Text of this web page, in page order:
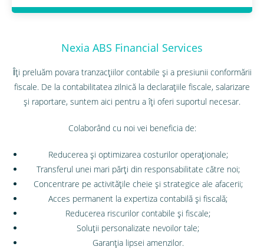
Nexia ABS Financial Services
Ȋţi preluăm povara tranzacţiilor contabile şi a presiunii conformării
fiscale. De la contabilitatea zilnică la declarațiile fiscale, salarizare
şi raportare, suntem aici pentru a îţi oferi suportul necesar.
Colaborând cu noi vei beneficia de:
Reducerea şi optimizarea costurilor operaţionale;
Transferul unei mari părţi din responsabilitate către noi;
Concentrare pe activitățile cheie și strategice ale afacerii;
Acces permanent la expertiza contabilă şi fiscală;
Reducerea riscurilor contabile şi fiscale;
Soluţii personalizate nevoilor tale;
Garanţia lipsei amenzilor.